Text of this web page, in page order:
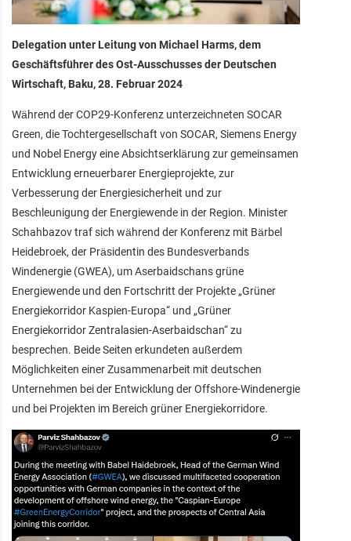
Delegation unter Leitung von Michael Harms, dem
Geschäftsführer des Ost-Ausschusses der Deutschen
Wirtschaft, Baku, 28. Februar 2024
Während der COP29-Konferenz unterzeichneten SOCAR
Green, die Tochtergesellschaft von SOCAR, Siemens Energy
und Nobel Energy eine Absichtserklärung zur gemeinsamen
Entwicklung erneuerbarer Energieprojekte, zur
Verbesserung der Energiesicherheit und zur
Beschleunigung der Energiewende in der Region. Minister
Schahbazov traf sich während der Konferenz mit Bärbel
Heidebroek, der Präsidentin des Bundesverbands
Windenergie (GWEA), um Aserbaidschans grüne
Energiewende und den Fortschritt der Projekte „Grüner
Energiekorridor Kaspien-Europa“ und „Grüner
Energiekorridor Zentralasien-Aserbaidschan“ zu
besprechen. Beide Seiten erkundeten außerdem
Möglichkeiten einer Zusammenarbeit mit deutschen
Unternehmen bei der Entwicklung der Offshore-Windenergie
und bei Projekten im Bereich grüner Energiekorridore.